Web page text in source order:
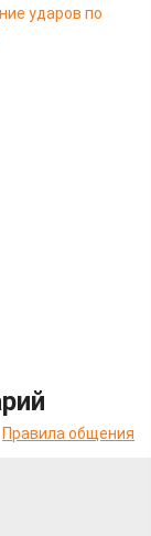
ударов по
Правила общения